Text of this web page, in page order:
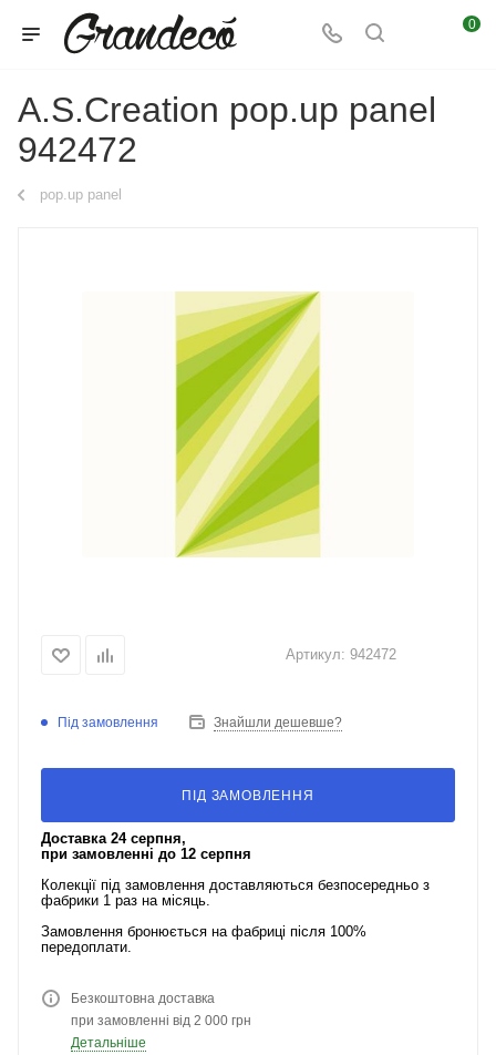
0
A.S.Creation pop.up panel
942472
pop.up panel
Артикул: 942472
Під замовлення Знайшли дешевше?
ПІД ЗАМОВЛЕННЯ
Доставка 24 серпня,
при замовленні до 12 серпня
Колекції під замовлення доставляються безпосередньо з
фабрики 1 раз на місяць.
Замовлення бронюється на фабриці після 100%
передоплати.
Безкоштовна доставка
при замовленні від 2 000 грн
Детальніше